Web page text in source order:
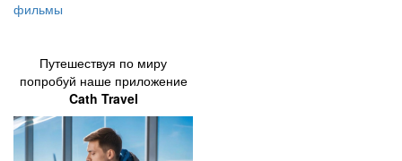
фильмы
Путешествуя по миру
попробуй наше приложение
Cath Travel